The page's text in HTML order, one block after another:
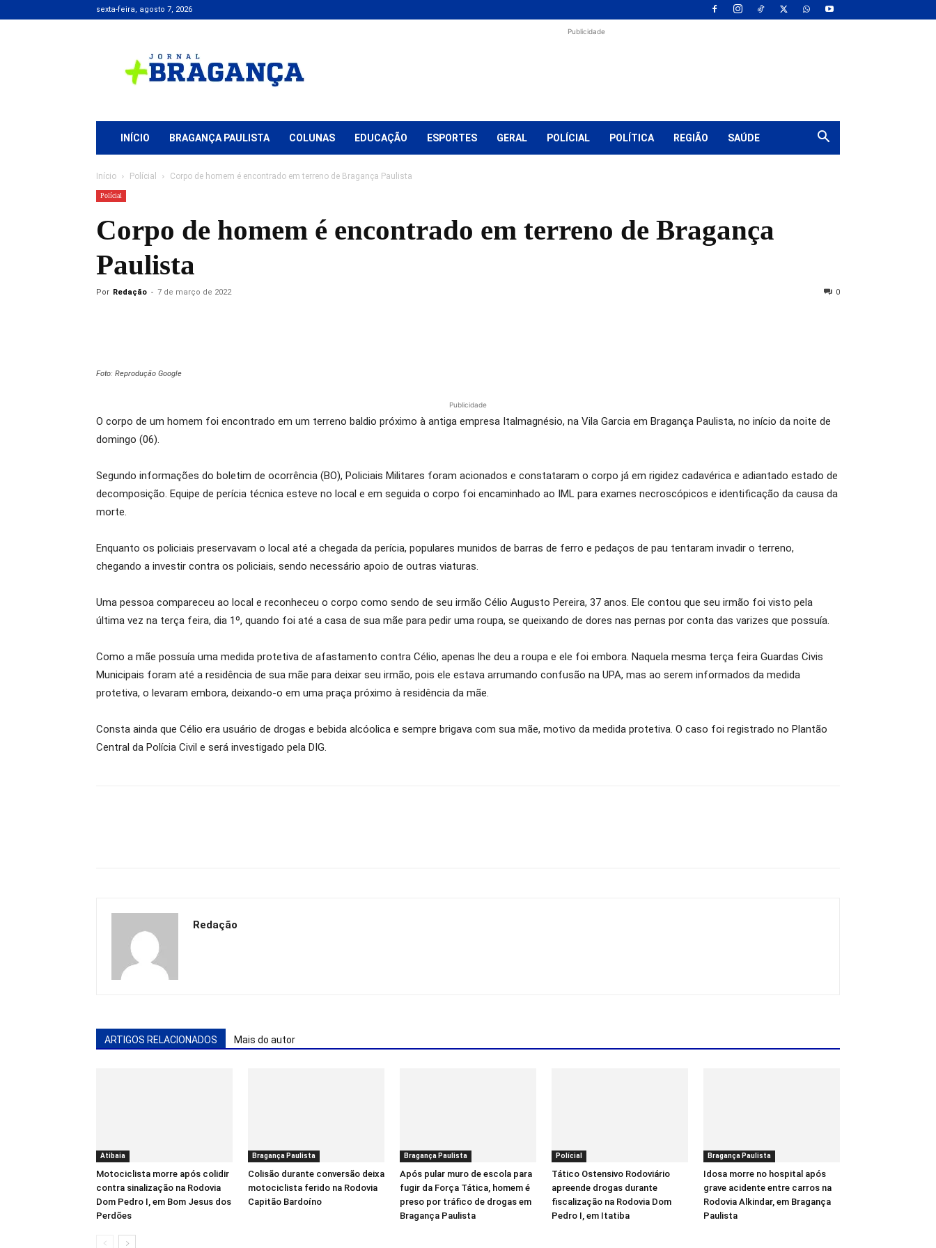
sexta-feira, agosto 7, 2026
+
Bragança
Publicidade
INÍCIO BRAGANÇA PAULISTA COLUNAS EDUCAÇÃO ESPORTES GERAL POLÍCIAL POLÍTICA REGIÃO SAÚDE
Início Polícial Corpo de homem é encontrado em terreno de Bragança Paulista
Polícial
Corpo de homem é encontrado em terreno de Bragança
Paulista
Por Redação - 7 de março de 2022 0
Foto: Reprodução Google
Publicidade
O corpo de um homem foi encontrado em um terreno baldio próximo à antiga empresa Italmagnésio, na Vila Garcia em Bragança Paulista, no início da noite de
domingo (06).
Segundo informações do boletim de ocorrência (BO), Policiais Militares foram acionados e constataram o corpo já em rigidez cadavérica e adiantado estado de
decomposição. Equipe de perícia técnica esteve no local e em seguida o corpo foi encaminhado ao IML para exames necroscópicos e identificação da causa da
morte.
Enquanto os policiais preservavam o local até a chegada da perícia, populares munidos de barras de ferro e pedaços de pau tentaram invadir o terreno,
chegando a investir contra os policiais, sendo necessário apoio de outras viaturas.
Uma pessoa compareceu ao local e reconheceu o corpo como sendo de seu irmão Célio Augusto Pereira, 37 anos. Ele contou que seu irmão foi visto pela
última vez na terça feira, dia 1º, quando foi até a casa de sua mãe para pedir uma roupa, se queixando de dores nas pernas por conta das varizes que possuía.
Como a mãe possuía uma medida protetiva de afastamento contra Célio, apenas lhe deu a roupa e ele foi embora. Naquela mesma terça feira Guardas Civis
Municipais foram até a residência de sua mãe para deixar seu irmão, pois ele estava arrumando confusão na UPA, mas ao serem informados da medida
protetiva, o levaram embora, deixando-o em uma praça próximo à residência da mãe.
Consta ainda que Célio era usuário de drogas e bebida alcóolica e sempre brigava com sua mãe, motivo da medida protetiva. O caso foi registrado no Plantão
Central da Polícia Civil e será investigado pela DIG.
Redação
ARTIGOS RELACIONADOS Mais do autor
Atibaia
Motociclista morre após colidir
contra sinalização na Rodovia
Dom Pedro I, em Bom Jesus dos
Perdões
Bragança Paulista
Colisão durante conversão deixa
motociclista ferido na Rodovia
Capitão Bardoíno
Bragança Paulista
Após pular muro de escola para
fugir da Força Tática, homem é
preso por tráfico de drogas em
Bragança Paulista
Polícial
Tático Ostensivo Rodoviário
apreende drogas durante
fiscalização na Rodovia Dom
Pedro I, em Itatiba
Bragança Paulista
Idosa morre no hospital após
grave acidente entre carros na
Rodovia Alkindar, em Bragança
Paulista